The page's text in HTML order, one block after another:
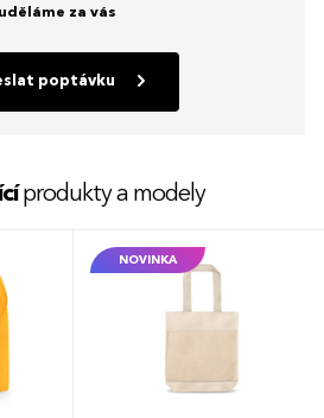
uděláme za vás
poptávku
produkty a modely
NOVINKA